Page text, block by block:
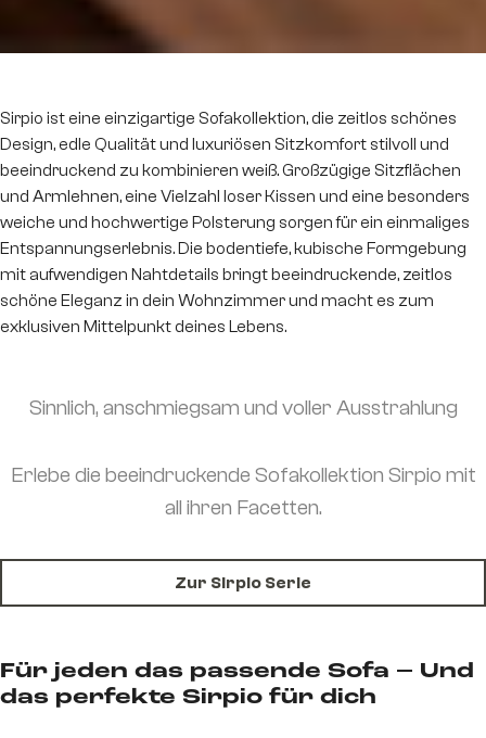
Sirpio ist eine einzigartige Sofakollektion, die zeitlos schönes
Design, edle Qualität und luxuriösen Sitzkomfort stilvoll und
beeindruckend zu kombinieren weiß. Großzügige Sitzflächen
und Armlehnen, eine Vielzahl loser Kissen und eine besonders
weiche und hochwertige Polsterung sorgen für ein einmaliges
Entspannungserlebnis. Die bodentiefe, kubische Formgebung
mit aufwendigen Nahtdetails bringt beeindruckende, zeitlos
schöne Eleganz in dein Wohnzimmer und macht es zum
exklusiven Mittelpunkt deines Lebens.
Sinnlich, anschmiegsam und voller Ausstrahlung
Erlebe die beeindruckende Sofakollektion Sirpio mit
all ihren Facetten.
Zur Sirpio Serie
Für jeden das passende Sofa – Und
das perfekte Sirpio für dich